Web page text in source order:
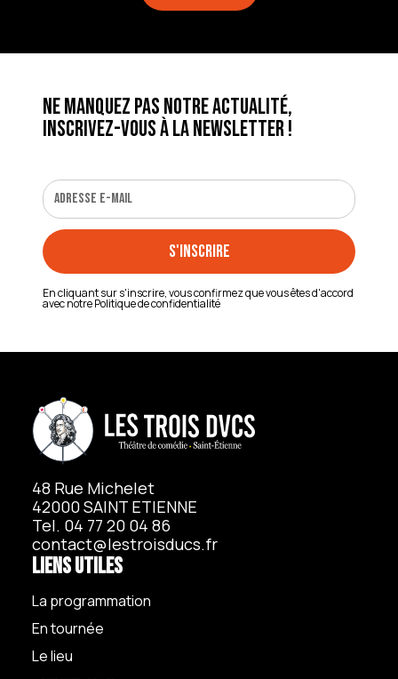
Ne manquez pas notre actualité,
inscrivez-vous à la newsletter !
En cliquant sur s'inscrire, vous confirmez que vous êtes d'accord
avec notrePolitique de confidentialité
48 Rue Michelet
42000 SAINT ETIENNE
Tel. 04 77 20 04 86
contact@lestroisducs.fr
Liens utiles
La programmation
En tournée
Le lieu